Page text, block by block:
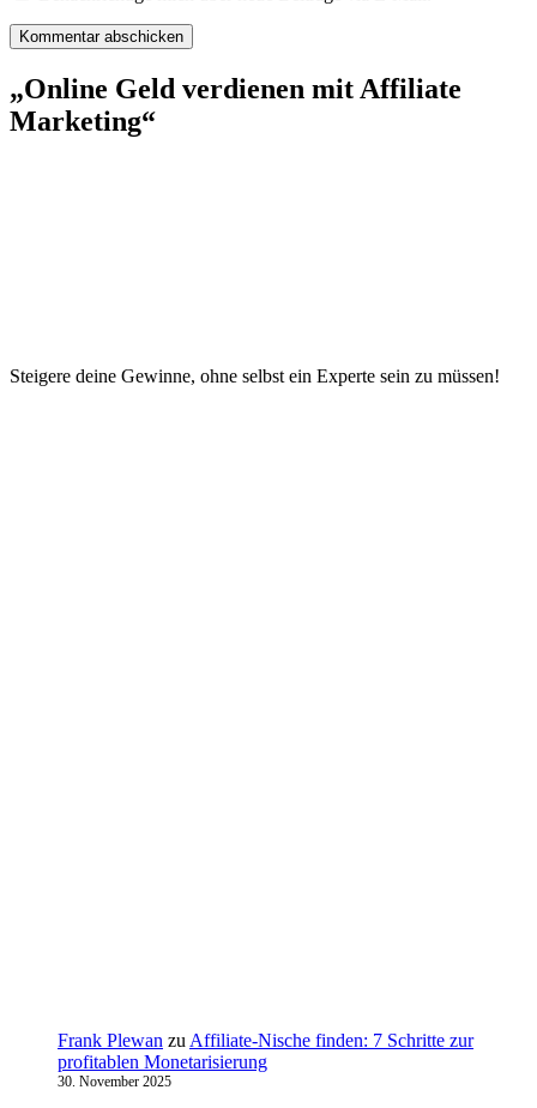
„Online Geld verdienen mit Affiliate
Marketing“
Steigere deine Gewinne, ohne selbst ein Experte sein zu müssen!
Frank Plewan zu Affiliate-Nische finden: 7 Schritte zur
profitablen Monetarisierung
30. November 2025